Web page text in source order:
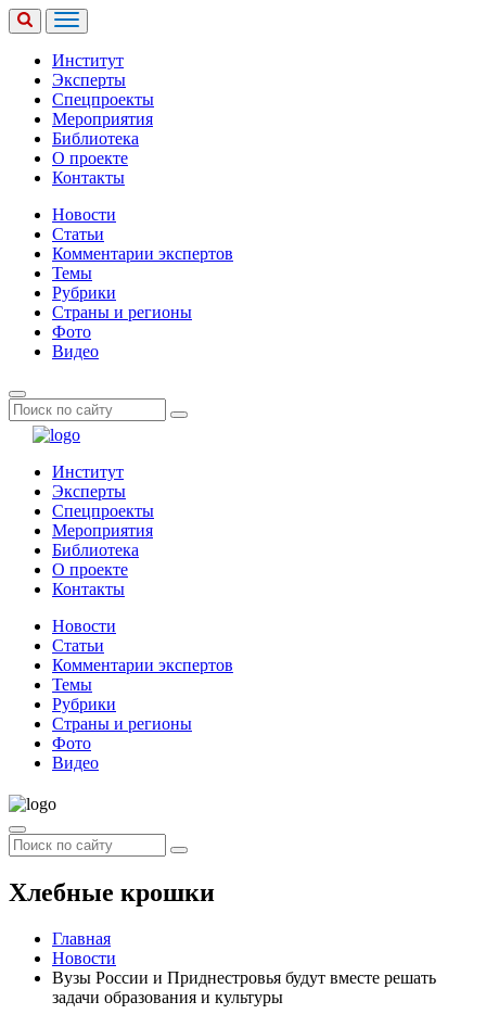
Институт
Эксперты
Спецпроекты
Мероприятия
Библиотека
О проекте
Контакты
Новости
Статьи
Комментарии экспертов
Темы
Рубрики
Страны и регионы
Фото
Видео
Институт
Эксперты
Спецпроекты
Мероприятия
Библиотека
О проекте
Контакты
Новости
Статьи
Комментарии экспертов
Темы
Рубрики
Страны и регионы
Фото
Видео
Хлебные крошки
Главная
Новости
Вузы России и Приднестровья будут вместе решать
задачи образования и культуры